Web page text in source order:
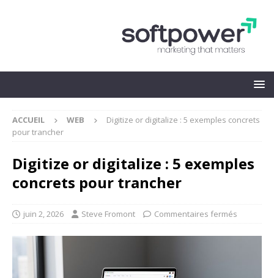
ACCUEIL WEB
Digitize or digitalize : 5 exemples concrets
pour trancher
Digitize or digitalize : 5 exemples
concrets pour trancher
juin 2, 2026 Steve Fromont Commentaires fermés